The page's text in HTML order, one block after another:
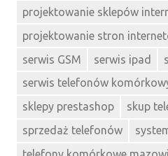
projektowanie sklepów
projektowanie stron
serwis GSM
serwis ipad
serwis telefonów
sklepy prestashop
skup
sprzedaż telefonów